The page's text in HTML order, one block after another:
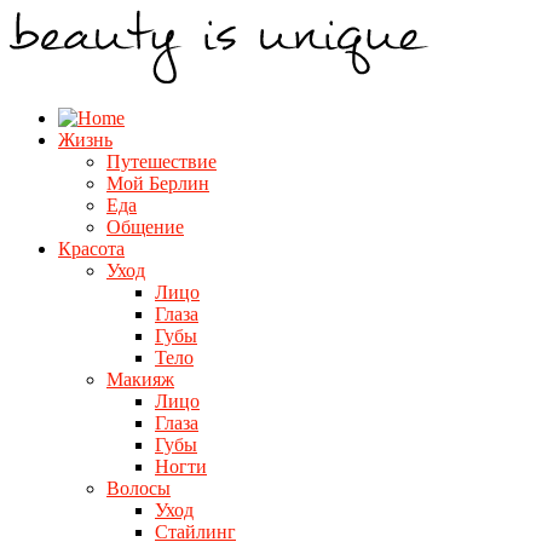
Жизнь
Путешествие
Мой Берлин
Еда
Общение
Красота
Уход
Лицо
Глаза
Губы
Тело
Макияж
Лицо
Глаза
Губы
Ногти
Волосы
Уход
Стайлинг